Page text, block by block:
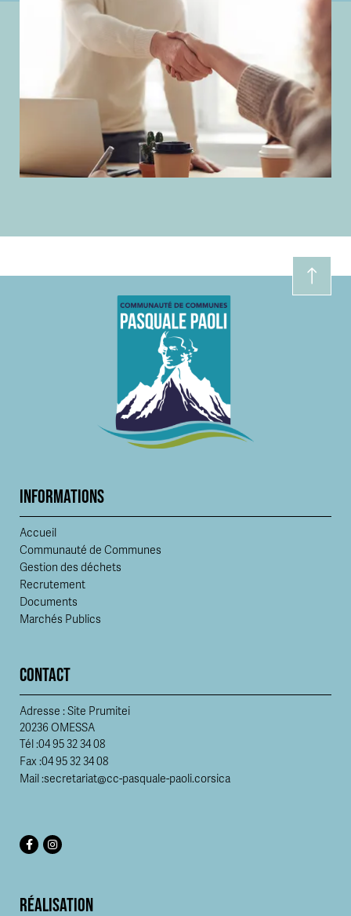
INFORMATIONS
Accueil
Communauté de Communes
Gestion des déchets
Recrutement
Documents
Marchés Publics
CONTACT
Adresse : Site Prumitei
20236 OMESSA
Tél :04 95 32 34 08
Fax :04 95 32 34 08
Mail :secretariat@cc-pasquale-paoli.corsica
RÉALISATION